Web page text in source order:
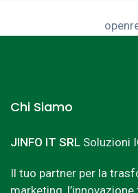
Chi Siamo
JINFO IT SRL Soluzioni
Il tuo partner per la
marketing,